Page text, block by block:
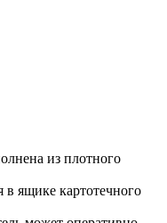
из плотного
в ящике картотечного